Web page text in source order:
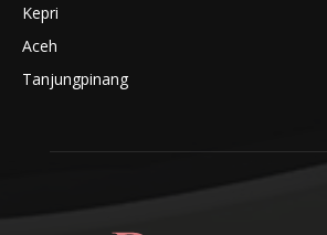
Kepri
Aceh
Tanjungpinang